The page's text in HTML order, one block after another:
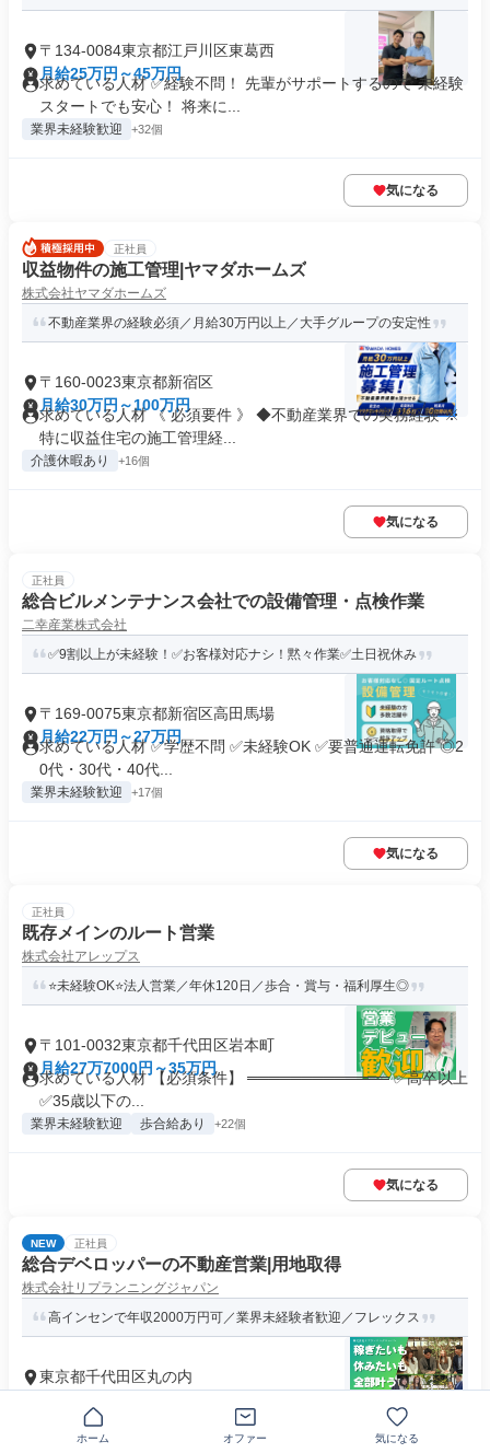
〒134-0084東京都江戸川区東葛西
月給25万円～45万円
求めている人材 ✅経験不問！ 先輩がサポートするので 未経験
スタートでも安心！ 将来に...
業界未経験歓迎 +32個
気になる
正社員
収益物件の施工管理|ヤマダホームズ
株式会社ヤマダホームズ
不動産業界の経験必須／月給30万円以上／大手グループの安定性
〒160-0023東京都新宿区
月給30万円～100万円
求めている人材 《 必須要件 》 ◆不動産業界での実務経験 ※
特に収益住宅の施工管理経...
介護休暇あり +16個
気になる
正社員
総合ビルメンテナンス会社での設備管理・点検作業
二幸産業株式会社
✅9割以上が未経験！✅お客様対応ナシ！黙々作業✅土日祝休み
〒169-0075東京都新宿区高田馬場
月給22万円～27万円
求めている人材 ✅学歴不問 ✅未経験OK ✅要普通運転免許 ◎2
0代・30代・40代...
業界未経験歓迎 +17個
気になる
正社員
既存メインのルート営業
株式会社アレップス
⭐未経験OK⭐法人営業／年休120日／歩合・賞与・福利厚生◎
〒101-0032東京都千代田区岩本町
月給27万7000円～35万円
求めている人材 【必須条件】 ═════════════ ✅高卒以上
✅35歳以下の...
業界未経験歓迎 歩合給あり +22個
気になる
NEW 正社員
総合デベロッパーの不動産営業|用地取得
株式会社リプランニングジャパン
高インセンで年収2000万円可／業界未経験者歓迎／フレックス
東京都千代田区丸の内
求めている人材 【必須条件】 ■営業経験をお持ちの方 ■電話・
訪問など、自分から動く営...
ホーム オファー 気になる